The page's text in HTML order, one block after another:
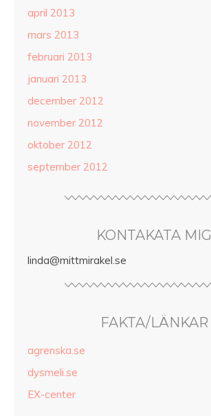
april 2013
mars 2013
februari 2013
januari 2013
december 2012
november 2012
oktober 2012
september 2012
KONTAKATA MIG
linda@mittmirakel.se
FAKTA/LÄNKAR
agrenska.se
dysmeli.se
EX-center